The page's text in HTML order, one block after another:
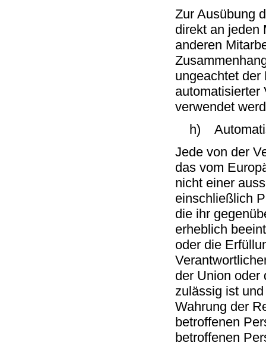
Zur Ausübung
direkt an jeden
anderen
ungeachtet
automatisierter
verwendet
h)
Jede von der
das vom
nicht einer
einschließlich
die ihr
erheblich
oder die
der Union oder
zulässig ist
Wahrung der
betroffenen
betroffenen